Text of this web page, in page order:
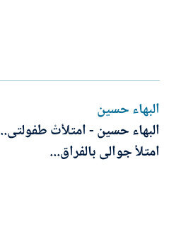
البهاء حسين
البهاء حسين - امتلأتْ طفولتى..
امتلأ جوالى بالفراق...